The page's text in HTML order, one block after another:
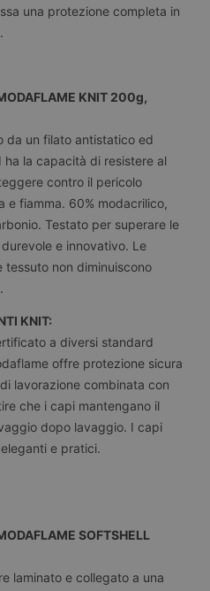
una protezione completa in
KNIT 200g,
da un filato antistatico ed
la capacità di resistere al
contro il pericolo
e fiamma. 60% modacrilico,
Testato per superare le
e innovativo. Le
non diminuiscono
KNIT:
a diversi standard
offre protezione sicura
lavorazione combinata con
che i capi mantengano il
dopo lavaggio. I capi
e pratici.
SOFTSHELL
laminato e collegato a una